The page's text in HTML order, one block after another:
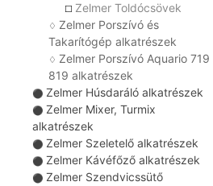
☐ Zelmer Toldócsövek
♢ Zelmer Porszívó és
Takarítógép alkatrészek
♢ Zelmer Porszívó Aquario 719
819 alkatrészek
⚫ Zelmer Húsdaráló alkatrészek
⚫ Zelmer Mixer, Turmix
alkatrészek
⚫ Zelmer Szeletelő alkatrészek
⚫ Zelmer Kávéfőző alkatrészek
⚫ Zelmer Szendvicssütő